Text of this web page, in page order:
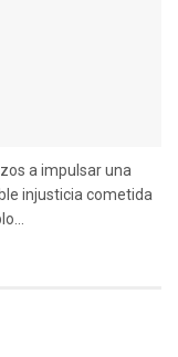
a impulsar una
injusticia cometida